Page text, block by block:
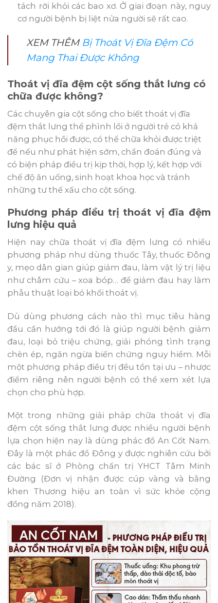
tách rời khỏi các bao xơ. Ở giai đoạn này, nguy
cơ người bệnh bị liệt nửa người sẽ rất cao.
XEM THÊM Bị Thoát Vị Đĩa Đệm Có
Mang Thai Được Không
Thoát vị đĩa đệm cột sống thắt lưng có
chữa được không?
Các chuyên gia cột sống cho biết thoát vị đĩa
đệm thắt lưng thể phình lồi ở người trẻ có khả
năng phục hồi được, có thể chữa khỏi được triệt
để nếu như phát hiện sớm, chẩn đoán đúng và
có biện pháp điều trị kịp thời, hợp lý, kết hợp với
chế độ ăn uống, sinh hoạt khoa học và tránh
những tư thế xấu cho cột sống.
Phương pháp điều trị thoát vị đĩa đệm
lưng hiệu quả
Hiện nay chữa thoát vị đĩa đệm lưng có nhiều
phương pháp như dùng thuốc Tây, thuốc Đông
y, mẹo dân gian giúp giảm đau, làm vật lý trị liệu
như châm cứu – xoa bóp… để giảm đau hay làm
phẫu thuật loại bỏ khối thoát vị.
Dù dùng phương cách nào thì mục tiêu hàng
đầu cần hướng tới đó là giúp người bệnh giảm
đau, loại bỏ triệu chứng, giải phóng tình trạng
chèn ép, ngăn ngừa biến chứng nguy hiểm. Mỗi
một phương pháp điều trị đều tồn tại ưu – nhược
điểm riêng nên người bệnh có thể xem xét lựa
chọn cho phù hợp.
Một trong những giải pháp chữa thoát vị đĩa
đệm cột sống thắt lưng được nhiều người bệnh
lựa chọn hiện nay là dùng phác đồ An Cốt Nam.
Đây là một phác đồ Đông y được nghiên cứu bởi
các bác sĩ ở Phòng chẩn trị YHCT Tâm Minh
Đường (Đơn vị nhận được cúp vàng và bằng
khen Thương hiệu an toàn vì sức khỏe cộng
đồng năm 2018).